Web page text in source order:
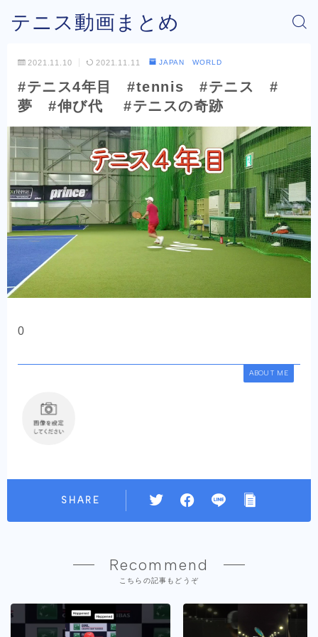
テニス動画まとめ
2021.11.10 2021.11.11 JAPAN WORLD
#テニス4年目 #tennis #テニス #
夢 #伸び代 #テニスの奇跡
0
ABOUT ME
SHARE
Recommend
こちらの記事もどうぞ